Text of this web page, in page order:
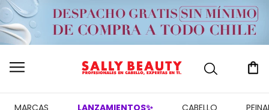
MARCAS LANZAMIENTOS✨ CABELLO